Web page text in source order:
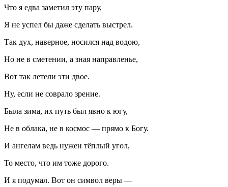
Что я едва заметил эту пару,
Я не успел бы даже сделать выстрел.
Так дух, наверное, носился над водою,
Но не в сметении, а зная направленье,
Вот так летели эти двое.
Ну, если не соврало зрение.
Была зима, их путь был явно к югу,
Не в облака, не в космос — прямо к Богу.
И ангелам ведь нужен тёплый угол,
То место, что им тоже дорого.
И я подумал. Вот он символ веры —